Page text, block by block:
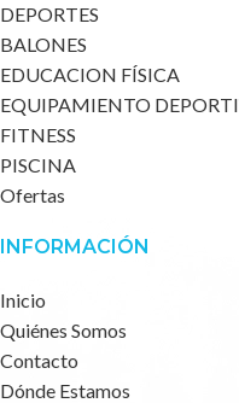
DEPORTES
BALONES
EDUCACION FÍSICA
EQUIPAMIENTO
FITNESS
PISCINA
Ofertas
INFORMACIÓN
Inicio
Quiénes Somos
Contacto
Dónde Estamos